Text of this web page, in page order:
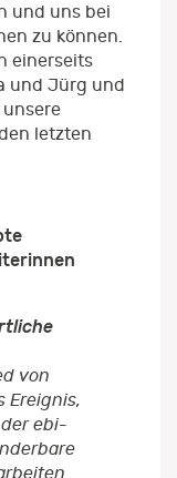
und uns bei
zu können.
einerseits
und Jürg und
letzten
von
Ereignis,
ebi-